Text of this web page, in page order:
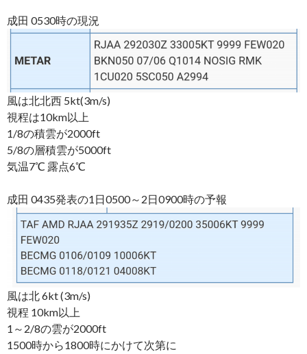
成田 0530時の現況
風は北北西 5kt(3m/s)
視程は10km以上
1/8の積雲が2000ft
5/8の層積雲が5000ft
気温7℃ 露点6℃
成田 0435発表の1日0500～2日0900時の予報
風は北 6kt (3m/s)
視程 10km以上
1～2/8の雲が2000ft
1500時から1800時にかけて次第に